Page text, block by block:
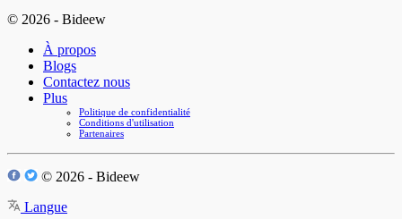
© 2026 - Bideew
À propos
Blogs
Contactez nous
Plus
Politique de confidentialité
Conditions d'utilisation
Partenaires
© 2026 - Bideew
Langue